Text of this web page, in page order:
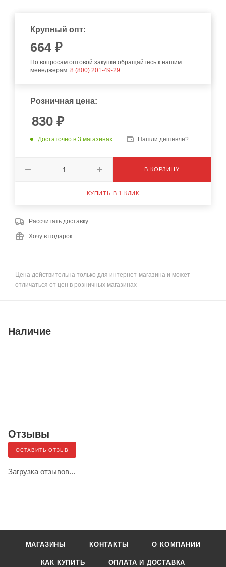
Крупный опт:
664 ₽
По вопросам оптовой закупки обращайтесь к нашим
менеджерам: 8 (800) 201-49-29
Розничная цена:
830 ₽
Достаточно в 3 магазинах Нашли дешевле?
В КОРЗИНУ
КУПИТЬ В 1 КЛИК
Рассчитать доставку
Хочу в подарок
Цена действительна только для интернет-магазина и может
отличаться от цен в розничных магазинах
Наличие
Отзывы
ОСТАВИТЬ ОТЗЫВ
Загрузка отзывов...
МАГАЗИНЫ КОНТАКТЫ О КОМПАНИИ
КАК КУПИТЬ ОПЛАТА И ДОСТАВКА